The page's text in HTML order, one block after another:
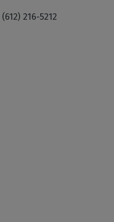
216-5212